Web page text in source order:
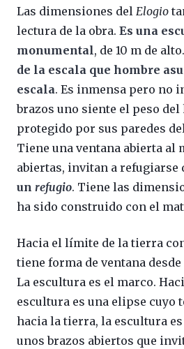
Las dimensiones del Elogio
lectura de la obra. Es una
monumental, de 10 m de alto.
de la escala que hombre
escala. Es inmensa pero no
brazos uno siente el peso
protegido por sus paredes
Tiene una ventana abierta al
abiertas, invitan a refugiarse
un refugio. Tiene las
ha sido construido con el
Hacia el límite de la tierra
tiene forma de ventana
La escultura es el marco.
escultura es una elipse cuyo
hacia la tierra, la escultura
unos brazos abiertos que